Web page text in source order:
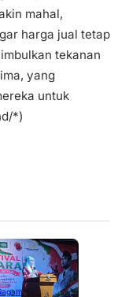
mahal,
harga jual tetap
tekanan
yang
untuk
*)